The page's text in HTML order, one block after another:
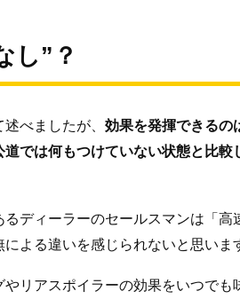
し”？
べましたが、 効果を発揮できるの
では何もつけていない状態と比較
ディーラーのセールスマンは「高
よる違いを感じられないと思いま
リアスポイラーの効果をいつでも